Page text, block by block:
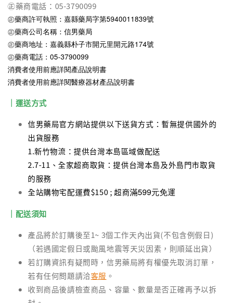
㊣藥商電話：05-3790099
㊣藥商許可執照：嘉縣藥局字第5940011839號
㊣藥商公司名稱：信男藥局
㊣藥商地址：嘉義縣朴子市開元里開元路174號
㊣藥商電話：05-3790099
消費者使用前應詳閱產品說明書
消費者使用前應詳閱醫療器材產品說明書
｜運送方式
信男藥局官方網站提供以下送貨方式：暫無提供國外的
出貨服務
1.新竹物流：提供台灣本島區域做配送
2.7-11、全家超商取貨：提供台灣本島及外島門市取貨
的服務
全站購物宅配運費$150 ; 超商滿599元免運
｜配送須知
產品將於訂購後至1~ 3個工作天內出貨(不包含例假日)
（若遇國定假日或颱風地震等天災因素，則順延出貨）
若訂購資訊有疑問時，信男藥局將有權優先取消訂單，
若有任何問題請洽客服 。
收到商品後請檢查商品、容量、數量是否正確再予以拆